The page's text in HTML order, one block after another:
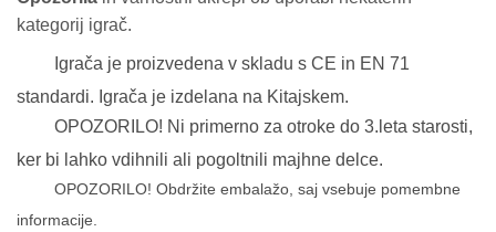
kategorij igrač.
Igrača je proizvedena v skladu s CE in EN 71
standardi. Igrača je izdelana na Kitajskem.
OPOZORILO! Ni primerno za otroke do 3.leta starosti,
ker bi lahko vdihnili ali pogoltnili majhne delce.
OPOZORILO! Obdržite embalažo, saj vsebuje pomembne
informacije.